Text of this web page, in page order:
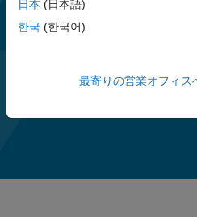
このツールボックスには、サポート
スティングされた決定木、浅いニュ
が用意されています。部分従属プ
ボックス アルゴリズムを使用するこ
日本 (日本語)
한국 (한국어)
最寄りの営業オフィス